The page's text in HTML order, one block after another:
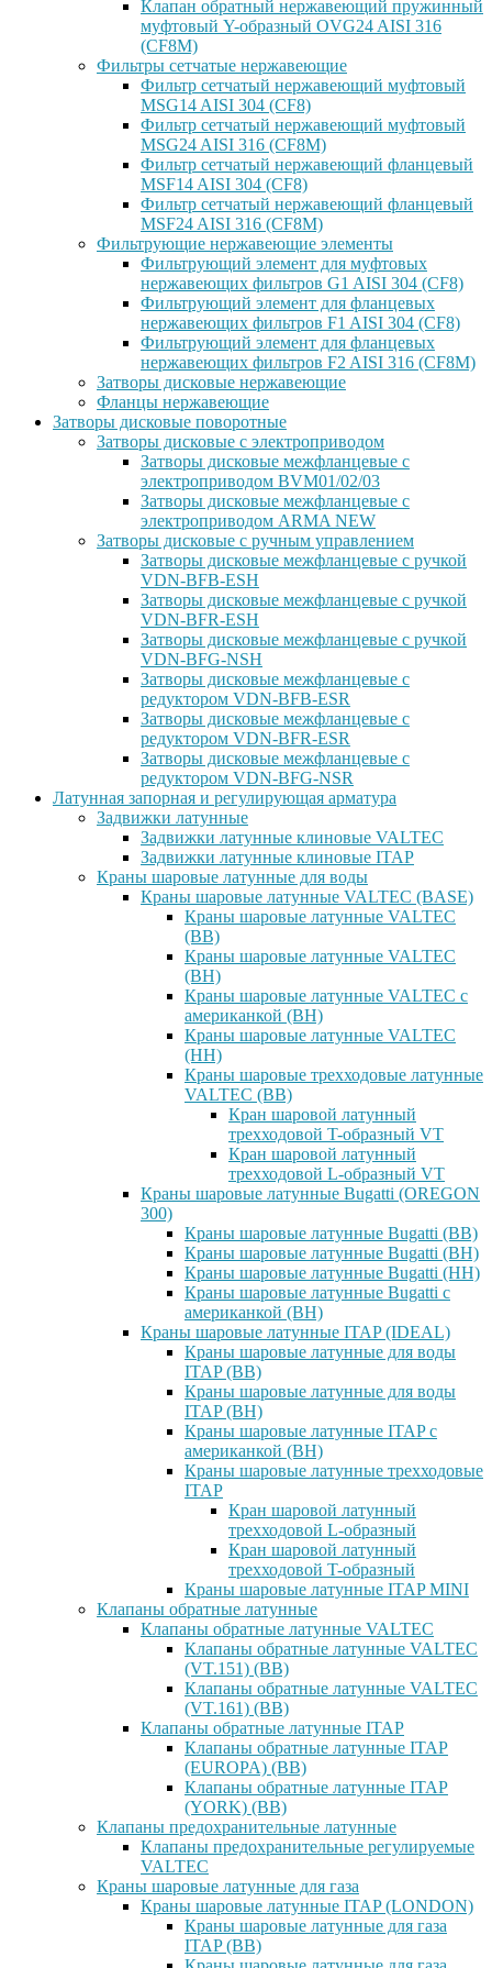
Клапан обратный нержавеющий пружинный
муфтовый Y-образный OVG24 AISI 316
(CF8М)
Фильтры сетчатые нержавеющие
Фильтр сетчатый нержавеющий муфтовый
MSG14 AISI 304 (CF8)
Фильтр сетчатый нержавеющий муфтовый
MSG24 AISI 316 (CF8M)
Фильтр сетчатый нержавеющий фланцевый
MSF14 AISI 304 (CF8)
Фильтр сетчатый нержавеющий фланцевый
MSF24 AISI 316 (CF8M)
Фильтрующие нержавеющие элементы
Фильтрующий элемент для муфтовых
нержавеющих фильтров G1 AISI 304 (CF8)
Фильтрующий элемент для фланцевых
нержавеющих фильтров F1 AISI 304 (CF8)
Фильтрующий элемент для фланцевых
нержавеющих фильтров F2 AISI 316 (CF8M)
Затворы дисковые нержавеющие
Фланцы нержавеющие
Затворы дисковые поворотные
Затворы дисковые с электроприводом
Затворы дисковые межфланцевые с
электроприводом BVM01/02/03
Затворы дисковые межфланцевые с
электроприводом ARMA NEW
Затворы дисковые с ручным управлением
Затворы дисковые межфланцевые с ручкой
VDN-BFB-ESH
Затворы дисковые межфланцевые с ручкой
VDN-BFR-ESH
Затворы дисковые межфланцевые с ручкой
VDN-BFG-NSH
Затворы дисковые межфланцевые с
редуктором VDN-BFB-ESR
Затворы дисковые межфланцевые с
редуктором VDN-BFR-ESR
Затворы дисковые межфланцевые с
редуктором VDN-BFG-NSR
Латунная запорная и регулирующая арматура
Задвижки латунные
Задвижки латунные клиновые VALTEC
Задвижки латунные клиновые ITAP
Краны шаровые латунные для воды
Краны шаровые латунные VALTEC (BASE)
Краны шаровые латунные VALTEC
(ВВ)
Краны шаровые латунные VALTEC
(ВН)
Краны шаровые латунные VALTEC с
американкой (ВН)
Краны шаровые латунные VALTEC
(НН)
Краны шаровые трехходовые латунные
VALTEC (ВВ)
Кран шаровой латунный
трехходовой T-образный VT
Кран шаровой латунный
трехходовой L-образный VT
Краны шаровые латунные Bugatti (OREGON
300)
Краны шаровые латунные Bugatti (ВВ)
Краны шаровые латунные Bugatti (ВН)
Краны шаровые латунные Bugatti (НН)
Краны шаровые латунные Bugatti с
американкой (ВН)
Краны шаровые латунные ITAP (IDEAL)
Краны шаровые латунные для воды
ITAP (ВВ)
Краны шаровые латунные для воды
ITAP (ВН)
Краны шаровые латунные ITAP с
американкой (ВН)
Краны шаровые латунные трехходовые
ITAP
Кран шаровой латунный
трехходовой L-образный
Кран шаровой латунный
трехходовой T-образный
Краны шаровые латунные ITAP MINI
Клапаны обратные латунные
Клапаны обратные латунные VALTEC
Клапаны обратные латунные VALTEC
(VT.151) (ВВ)
Клапаны обратные латунные VALTEC
(VT.161) (ВВ)
Клапаны обратные латунные ITAP
Клапаны обратные латунные ITAP
(EUROPA) (ВВ)
Клапаны обратные латунные ITAP
(YORK) (ВВ)
Клапаны предохранительные латунные
Клапаны предохранительные регулируемые
VALTEC
Краны шаровые латунные для газа
Краны шаровые латунные ITAP (LONDON)
Краны шаровые латунные для газа
ITAP (ВВ)